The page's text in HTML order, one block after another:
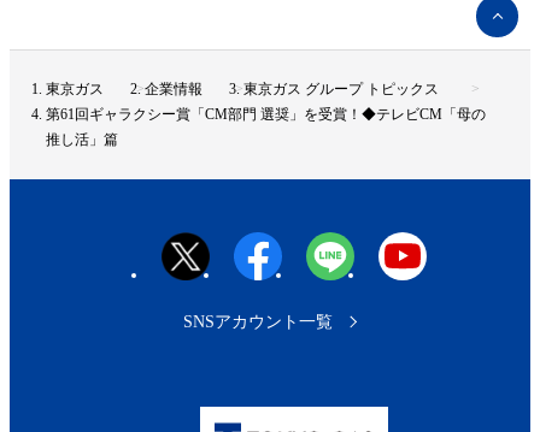
ペ
ー
ジ
ッ
東京ガス 企業情報
東京ガス グループ トピックス
第61回ギャラクシー賞「CM部門 選奨」を受賞！◆テレビCM「母の
推し活」篇
SNSアカウント一覧